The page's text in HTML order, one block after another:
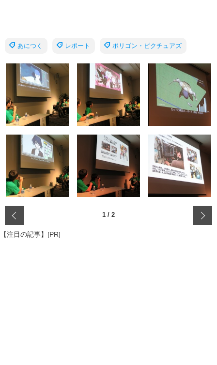
あにつく レポート ポリゴン・ピクチュアズ
1 / 2
【注目の記事】[PR]